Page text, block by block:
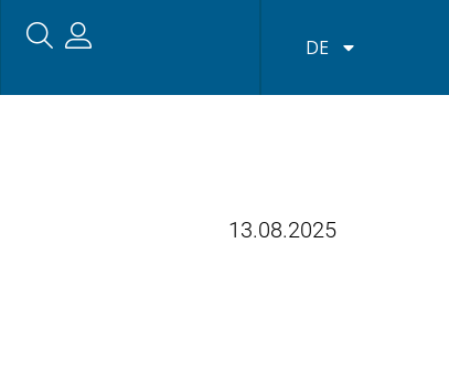
DE
13.08.2025